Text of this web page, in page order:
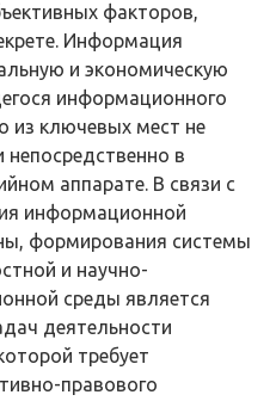
факторов,
Информация
и экономическую
информационного
из ключевых мест не
в
аппарате. В связи с
ин­формационной
формирования системы
и научно-
среды яв­ляется
деятельности
требует
правового